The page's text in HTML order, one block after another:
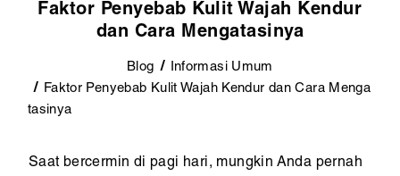
Faktor Penyebab Kulit Wajah Kendur
dan Cara Mengatasinya
Blog
Informasi Umum
Faktor Penyebab Kulit Wajah Kendur dan Cara Menga
tasinya
Saat bercermin di pagi hari, mungkin Anda pernah